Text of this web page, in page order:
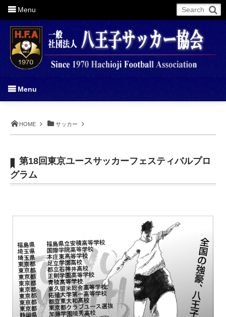
HOME サッカー
第18回東京ユースサッカーフェスティバルプロ
グラム
More
Menu
Menu